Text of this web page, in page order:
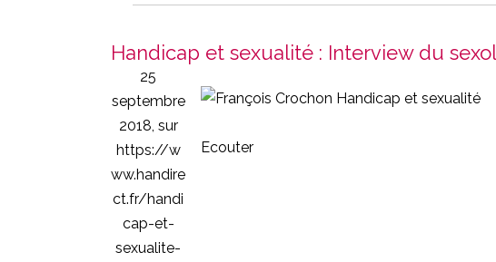
Handicap et sexualité : Interview du
25
septembre
2018, sur
https://w
ww.handire
ct.fr/handi
cap-et-
sexualite-
Ecouter